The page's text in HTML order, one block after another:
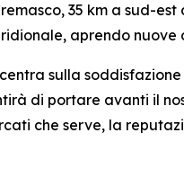
35 km a sud-
aprendo
sulla
di portare avanti il
che serve, la